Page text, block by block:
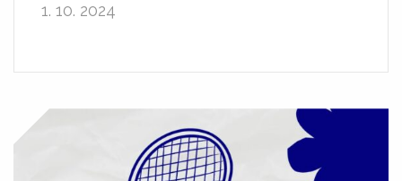
1. 10. 2024